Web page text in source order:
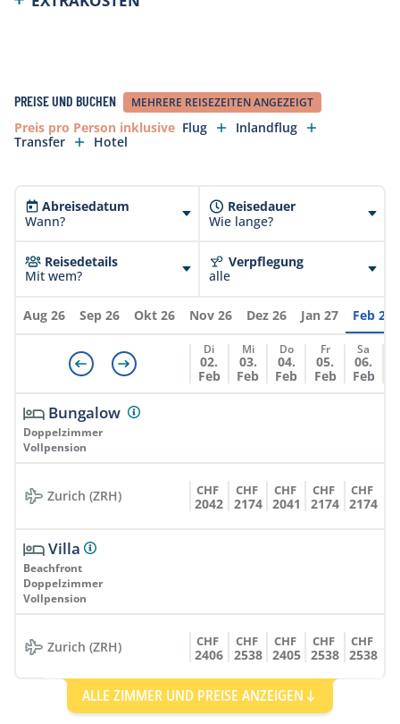
können jederzeit ändern!
Extrakosten vor Ort können diese zusätzlich
erhoben werden. Sollten sich Taxen ändern können
diese jederzeit weiterverrechnet werden.
PREISE UND BUCHEN MEHRERE REISEZEITEN ANGEZEIGT
Preis pro Person inklusive Flug
Inlandflug
Transfer
Hotel
Abreisedatum
Wann?
Reisedauer
Wie lange?
Reisedetails
Mit wem?
Verpflegung
alle
Aug 26 Sep 26 Okt 26 Nov 26 Dez 26 Jan 27 Feb 27
Di
02.
Feb
Mi
03.
Feb
Do
04.
Feb
Fr
05.
Feb
Sa
06.
Feb
Bungalow
Doppelzimmer
Vollpension
Zurich (ZRH) CHF
2042
CHF
2174
CHF
2041
CHF
2174
CHF
2174
Villa
Beachfront
Doppelzimmer
Vollpension
Zurich (ZRH) CHF
2406
CHF
2538
CHF
2405
CHF
2538
CHF
2538
Bungalow
Einzelzimmer
ALLE ZIMMER UND PREISE ANZEIGEN